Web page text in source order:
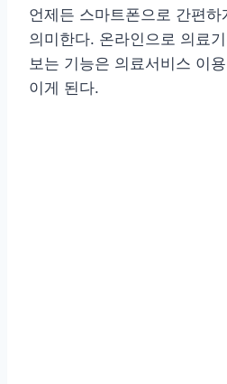
언제든 스마트폰으로 간편
의미한다. 온라인으로 의료
보는 기능은 의료서비스 이
이게 된다.